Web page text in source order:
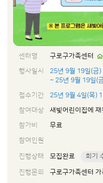
센터명
구로구가족센터
행사일시
25년 9월 19일(금
~ 25년 9월 19일(
접수기간
25년 9월 4일(목)
참여대상
새빛어린이집에
참가비
무료
참여인원
진행상태 모집완료 회기
진행문의
구로구가족센터